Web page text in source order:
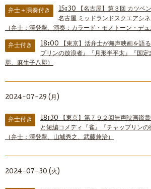
弁士＋演奏付き 15:30
【名古屋】第３回 カツベ
名古屋 ミッドランドスクエアシネ
（弁士：澤登翠、演奏：カラード・モノトーン・デュ
弁士付き 18:00
【東京】活弁士が無声映画を語
プリンの放浪者』『月形半平太』『国
咫、麻生子八咫）
2024-07-29 (月)
弁士付き 18:30
【東京】第７９２回無声映画鑑
と短編コメディ『雀』『チャップリンの
（弁士：澤登翠、山城秀之、武藤兼治）
2024-07-30 (火)